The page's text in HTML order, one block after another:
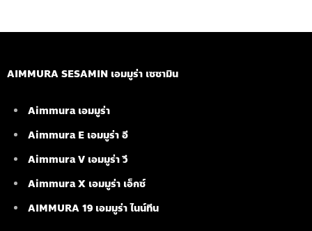
AIMMURA SESAMIN เอมมูร่า เซซามิน
Aimmura เอมมูร่า
Aimmura E เอมมูร่า อี
Aimmura V เอมมูร่า วี
Aimmura X เอมมูร่า เอ็กซ์
AIMMURA 19 เอมมูร่า ไนน์ทีน